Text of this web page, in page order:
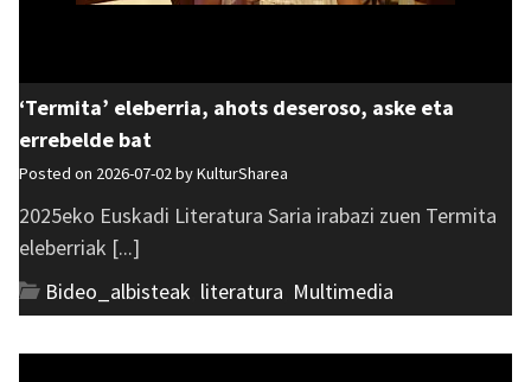
‘Termita’ eleberria, ahots deseroso, aske eta
errebelde bat
Posted on 2026-07-02 byKulturSharea
2025eko Euskadi Literatura Saria irabazi zuen Termita
eleberriak [...]
Bideo_albisteak literatura Multimedia